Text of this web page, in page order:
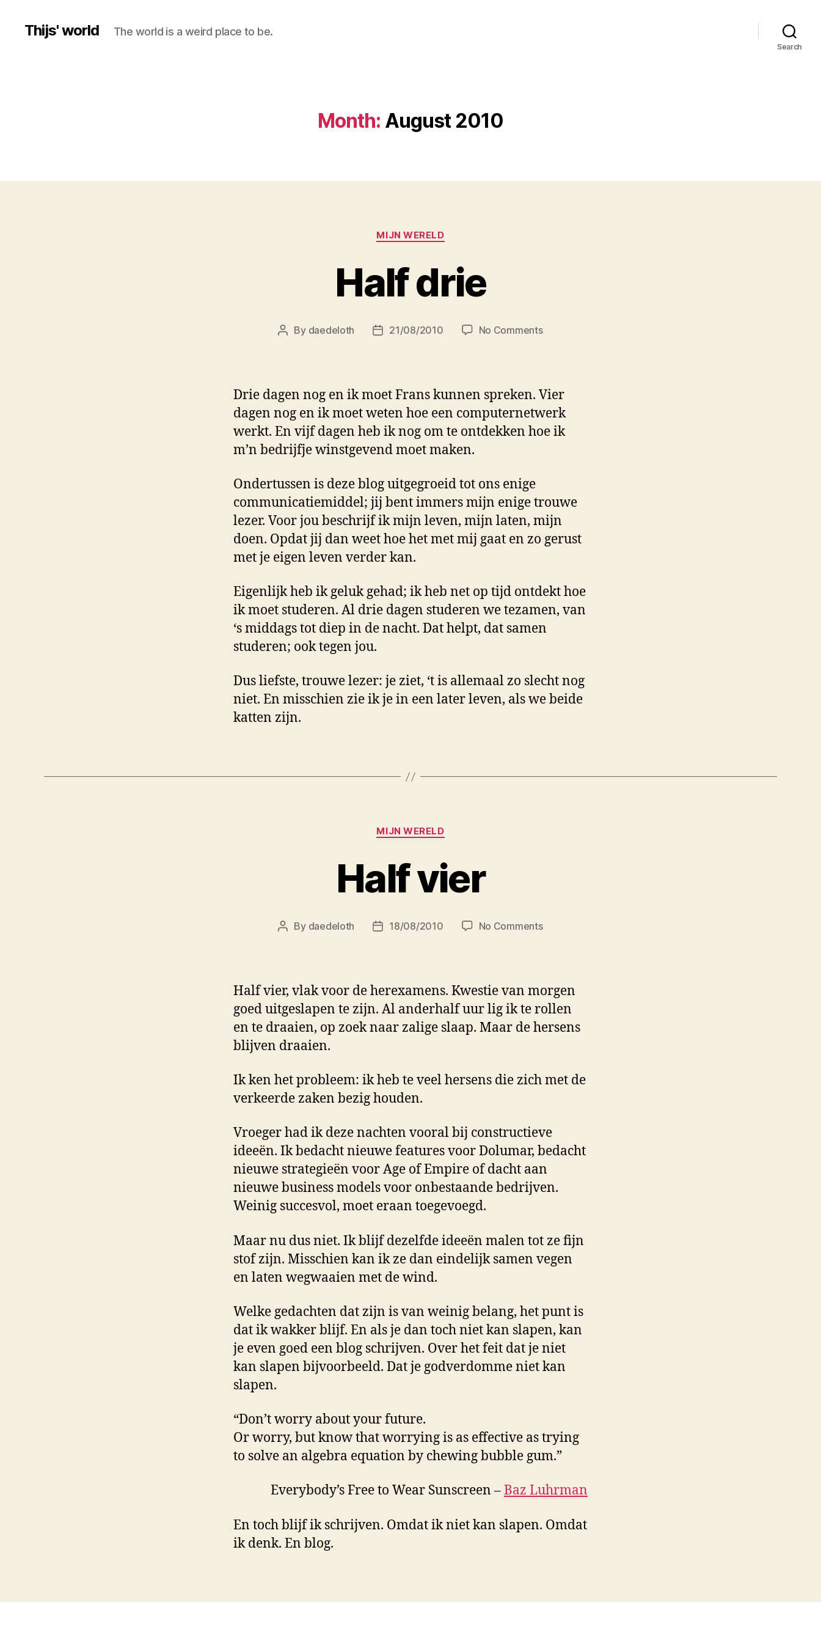
Thijs' world The world is a weird place to be.
Search
Month: August 2010
Categories
MIJN WERELD
Half drie
Post
By daedeloth
Post21/08/2010 No Commentson
Drie dagen nog en ik moet Frans kunnen spreken. Vier
dagen nog en ik moet weten hoe een computernetwerk
werkt. En vijf dagen heb ik nog om te ontdekken hoe ik
m’n bedrijfje winstgevend moet maken.
Ondertussen is deze blog uitgegroeid tot ons enige
communicatiemiddel; jij bent immers mijn enige trouwe
lezer. Voor jou beschrijf ik mijn leven, mijn laten, mijn
doen. Opdat jij dan weet hoe het met mij gaat en zo gerust
met je eigen leven verder kan.
Eigenlijk heb ik geluk gehad; ik heb net op tijd ontdekt hoe
ik moet studeren. Al drie dagen studeren we tezamen, van
‘s middags tot diep in de nacht. Dat helpt, dat samen
studeren; ook tegen jou.
Dus liefste, trouwe lezer: je ziet, ‘t is allemaal zo slecht nog
niet. En misschien zie ik je in een later leven, als we beide
katten zijn.
Categories
MIJN WERELD
Half vier
Post
By daedeloth
Post18/08/2010 No Commentson
Half vier, vlak voor de herexamens. Kwestie van morgen
goed uitgeslapen te zijn. Al anderhalf uur lig ik te rollen
en te draaien, op zoek naar zalige slaap. Maar de hersens
blijven draaien.
Ik ken het probleem: ik heb te veel hersens die zich met de
verkeerde zaken bezig houden.
Vroeger had ik deze nachten vooral bij constructieve
ideeën. Ik bedacht nieuwe features voor Dolumar, bedacht
nieuwe strategieën voor Age of Empire of dacht aan
nieuwe business models voor onbestaande bedrijven.
Weinig succesvol, moet eraan toegevoegd.
Maar nu dus niet. Ik blijf dezelfde ideeën malen tot ze fijn
stof zijn. Misschien kan ik ze dan eindelijk samen vegen
en laten wegwaaien met de wind.
Welke gedachten dat zijn is van weinig belang, het punt is
dat ik wakker blijf. En als je dan toch niet kan slapen, kan
je even goed een blog schrijven. Over het feit dat je niet
kan slapen bijvoorbeeld. Dat je godverdomme niet kan
slapen.
“Don’t worry about your future.
Or worry, but know that worrying is as effective as trying
to solve an algebra equation by chewing bubble gum.”
Everybody’s Free to Wear Sunscreen –Baz Luhrman
En toch blijf ik schrijven. Omdat ik niet kan slapen. Omdat
ik denk. En blog.